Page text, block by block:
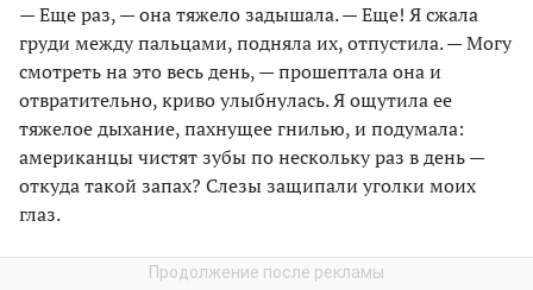
— Еще раз, — она тяжело задышала. — Еще! Я сжала
груди между пальцами, подняла их, отпустила. — Могу
смотреть на это весь день, — прошептала она и
отвратительно, криво улыбнулась. Я ощутила ее
тяжелое дыхание, пахнущее гнилью, и подумала:
американцы чистят зубы по нескольку раз в день —
откуда такой запах? Слезы защипали уголки моих
глаз.